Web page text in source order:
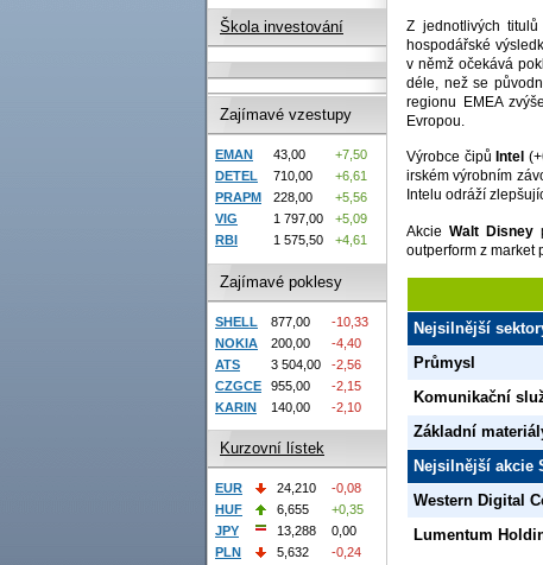
Z jednotlivých
hospodářské
v němž očekává
déle, než se
regionu EMEA
Evropou.
Výrobce čipů Intel
irském výrobním
Intelu odráží
AkcieWalt Disney
outperform z market
Nejsilnější
Průmysl
Komunikační
Základní
Nejsilnější akcie
Western Digital
Lumentum
Škola investování
Zajímavé vzestupy
EMAN 43,00
+7,50
DETEL
710,00
+6,61
PRAPM
228,00
+5,56
VIG
1 797,00
+5,09
RBI
1 575,50 +4,61
Zajímavé poklesy
SHELL 877,00
-10,33
NOKIA
200,00
-4,40
ATS
3 504,00
-2,56
CZGCE
955,00
-2,15
KARIN
140,00 -2,10
Kurzovní lístek
EUR 24,210
-0,08
HUF
6,655
+0,35
JPY
13,288
0,00
PLN
5,632
-0,24